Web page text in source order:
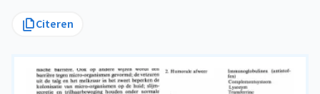
Citeren